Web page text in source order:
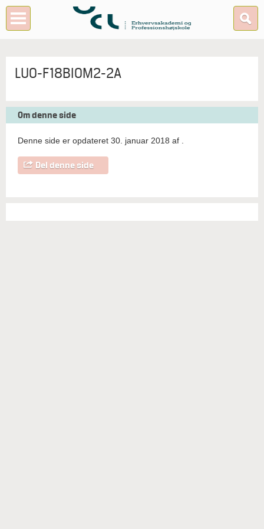
LUO-F18BIOM2-2A
Om denne side
Denne side er opdateret 30. januar 2018 af
Del denne side